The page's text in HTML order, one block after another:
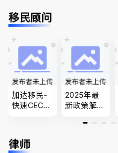
移民顾问
加达移民-
快速CEC&P
民上诉、家
庭团聚，特
2025年最
新政策解
牌顾问为您
律师